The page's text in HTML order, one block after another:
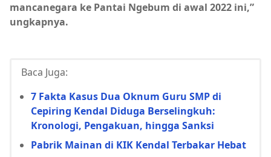
mancanegara ke Pantai Ngebum di awal 2022 ini,”
ungkapnya.
Baca Juga:
7 Fakta Kasus Dua Oknum Guru SMP di
Cepiring Kendal Diduga Berselingkuh:
Kronologi, Pengakuan, hingga Sanksi
Pabrik Mainan di KIK Kendal Terbakar Hebat